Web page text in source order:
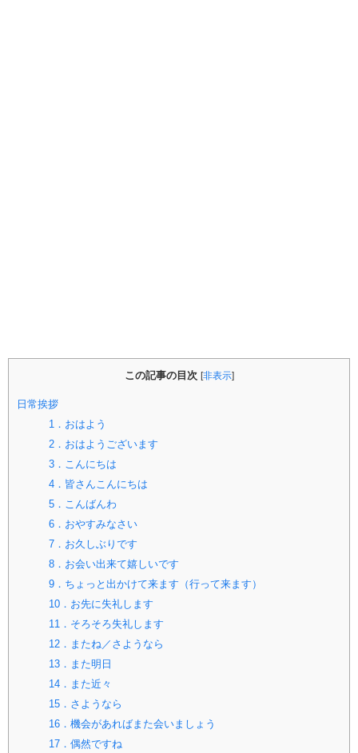
この記事の目次 [非表示]
日常挨拶
1．おはよう
2．おはようございます
3．こんにちは
4．皆さんこんにちは
5．こんばんわ
6．おやすみなさい
7．お久しぶりです
8．お会い出来て嬉しいです
9．ちょっと出かけて来ます（行って来ます）
10．お先に失礼します
11．そろそろ失礼します
12．またね／さようなら
13．また明日
14．また近々
15．さようなら
16．機会があればまた会いましょう
17．偶然ですね